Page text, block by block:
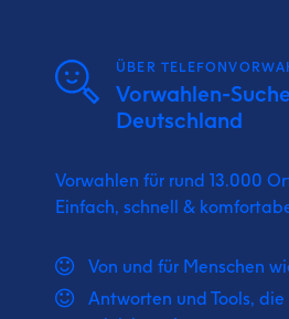
ÜBER
Vorwahlen-
Deutschland
Vorwahlen für rund 13.000
Einfach, schnell &
Von und für Menschen
Antworten und Tools,